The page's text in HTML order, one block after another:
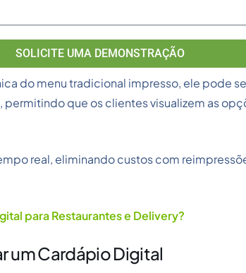
SOLICITE UMA DEMONSTRAÇÃO
do menu tradicional impresso, ele pode
que os clientes visualizem as
real, eliminando custos com
para Restaurantes e Delivery?
um Cardápio Digital